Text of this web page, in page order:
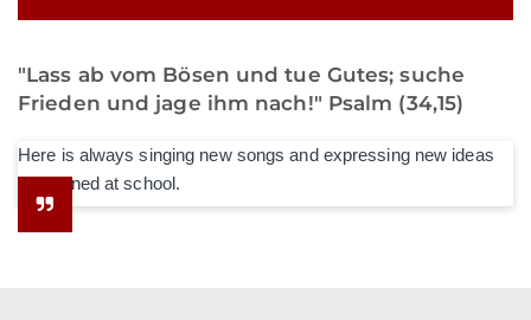
"Lass ab vom Bösen und tue Gutes; suche
Frieden und jage ihm nach!" Psalm (34,15)
Here is always singing new songs and expressing new ideas
he learned at school.